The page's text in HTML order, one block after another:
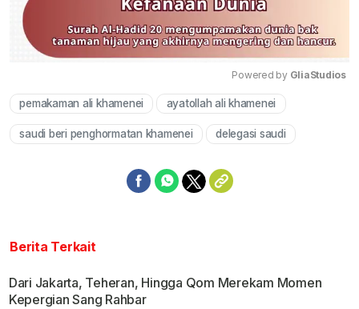
Powered by GliaStudios
pemakaman ali khamenei ayatollah ali khamenei
saudi beri penghormatan khamenei delegasi saudi
Berita Terkait
Dari Jakarta, Teheran, Hingga Qom Merekam Momen
Kepergian Sang Rahbar